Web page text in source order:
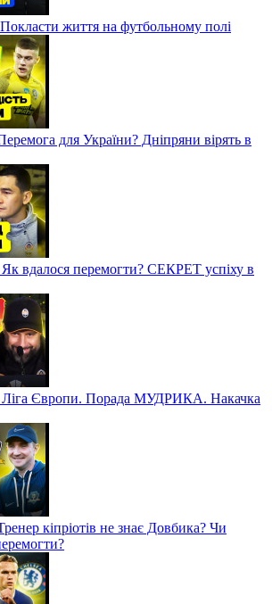
життя на футбольному полі
для України? Дніпряни вірять в
перемогти? СЕКРЕТ успіху в
Європи. Порада МУДРИКА. Накачка
кіпріотів не знає Довбика? Чи